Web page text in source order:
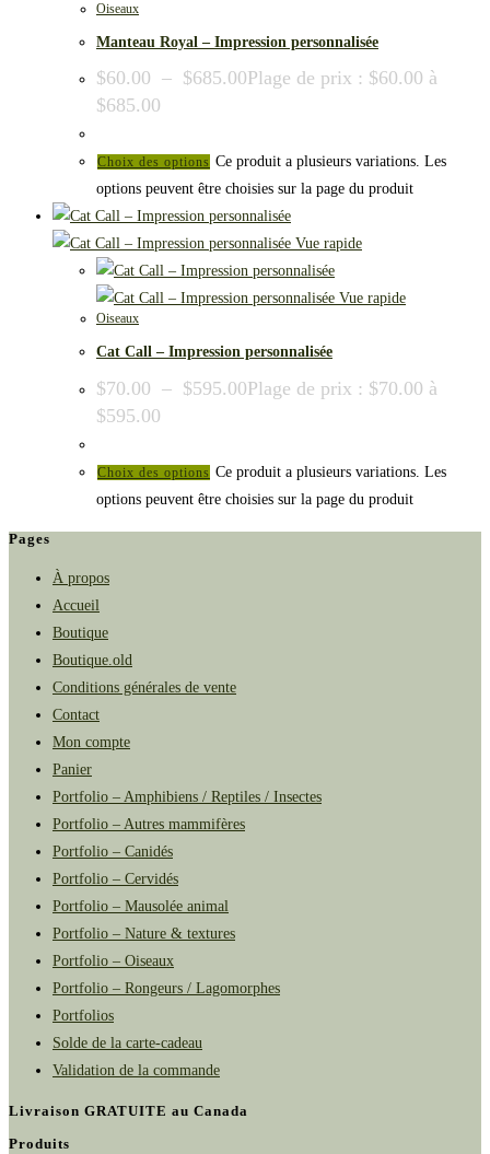
Oiseaux
Manteau Royal – Impression personnalisée
$60.00 – $685.00Plage de prix : $60.00 à
$685.00
Choix des options Ce produit a plusieurs variations. Les
options peuvent être choisies sur la page du produit
Vue rapide
Vue rapide
Oiseaux
Cat Call – Impression personnalisée
$70.00 – $595.00Plage de prix : $70.00 à
$595.00
Choix des options Ce produit a plusieurs variations. Les
options peuvent être choisies sur la page du produit
Pages
À propos
Accueil
Boutique
Boutique.old
Conditions générales de vente
Contact
Mon compte
Panier
Portfolio – Amphibiens / Reptiles / Insectes
Portfolio – Autres mammifères
Portfolio – Canidés
Portfolio – Cervidés
Portfolio – Mausolée animal
Portfolio – Nature & textures
Portfolio – Oiseaux
Portfolio – Rongeurs / Lagomorphes
Portfolios
Solde de la carte-cadeau
Validation de la commande
Livraison GRATUITE au Canada
Produits